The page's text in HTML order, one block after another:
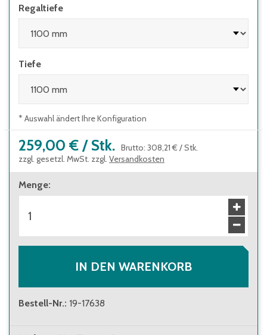
Regaltiefe
Tiefe
* Auswahl ändert Ihre Konfiguration
259,00 € / Stk. Brutto: 308,21 € /Stk.
zzgl. gesetzl. MwSt. zzgl. Versandkosten
Menge:
IN DEN WARENKORB
Bestell-Nr.: 19-17638